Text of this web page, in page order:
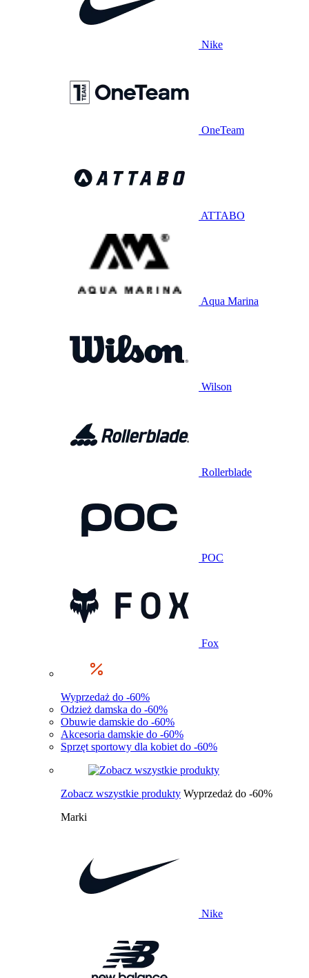
Nike
OneTeam
ATTABO
Aqua Marina
Wilson
Rollerblade
POC
Fox
Wyprzedaż do -60%
Odzież damska do -60%
Obuwie damskie do -60%
Akcesoria damskie do -60%
Sprzęt sportowy dla kobiet do -60%
Zobacz wszystkie produkty Wyprzedaż do -60%
Marki
Nike